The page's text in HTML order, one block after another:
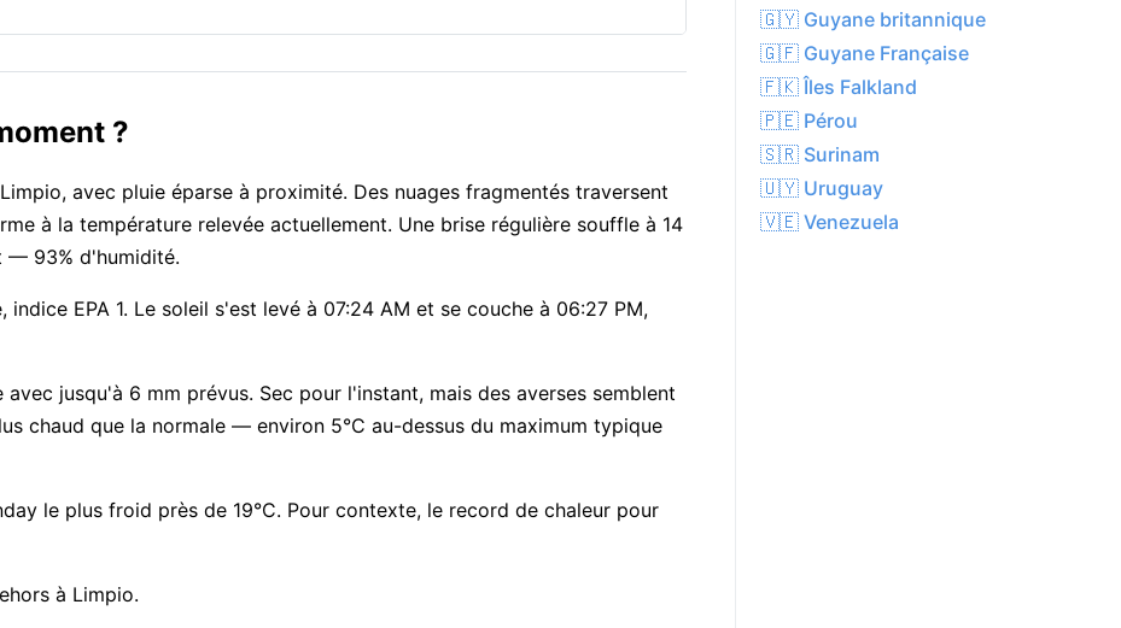
?
avec pluie éparse à proximité. Des nuages fragmentés traversent
à la température relevée actuellement. Une brise régulière souffle à 14
— 93% d'humidité.
EPA 1. Le soleil s'est levé à 07:24 AM et se couche à 06:27 PM,
jusqu'à 6 mm prévus. Sec pour l'instant, mais des averses semblent
chaud que la normale — environ 5°C au-dessus du maximum typique
le plus froid près de 19°C. Pour contexte, le record de chaleur pour
à Limpio.
🇬🇾 Guyane britannique
🇬🇫 Guyane Française
🇫🇰 Îles Falkland
🇵🇪 Pérou
🇸🇷 Surinam
🇺🇾 Uruguay
🇻🇪 Venezuela